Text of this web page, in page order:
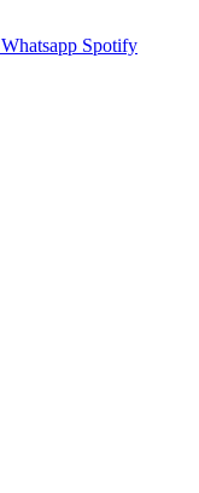
Whatsapp Spotify